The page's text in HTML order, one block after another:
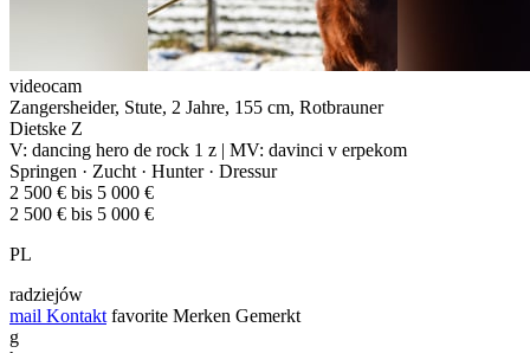
videocam
Zangersheider, Stute, 2 Jahre, 155 cm, Rotbrauner
Dietske Z
V: dancing hero de rock 1 z | MV: davinci v erpekom
Springen · Zucht · Hunter · Dressur
2 500 € bis 5 000 €
2 500 € bis 5 000 €
PL
radziejów
mail Kontakt favorite Merken Gemerkt
g